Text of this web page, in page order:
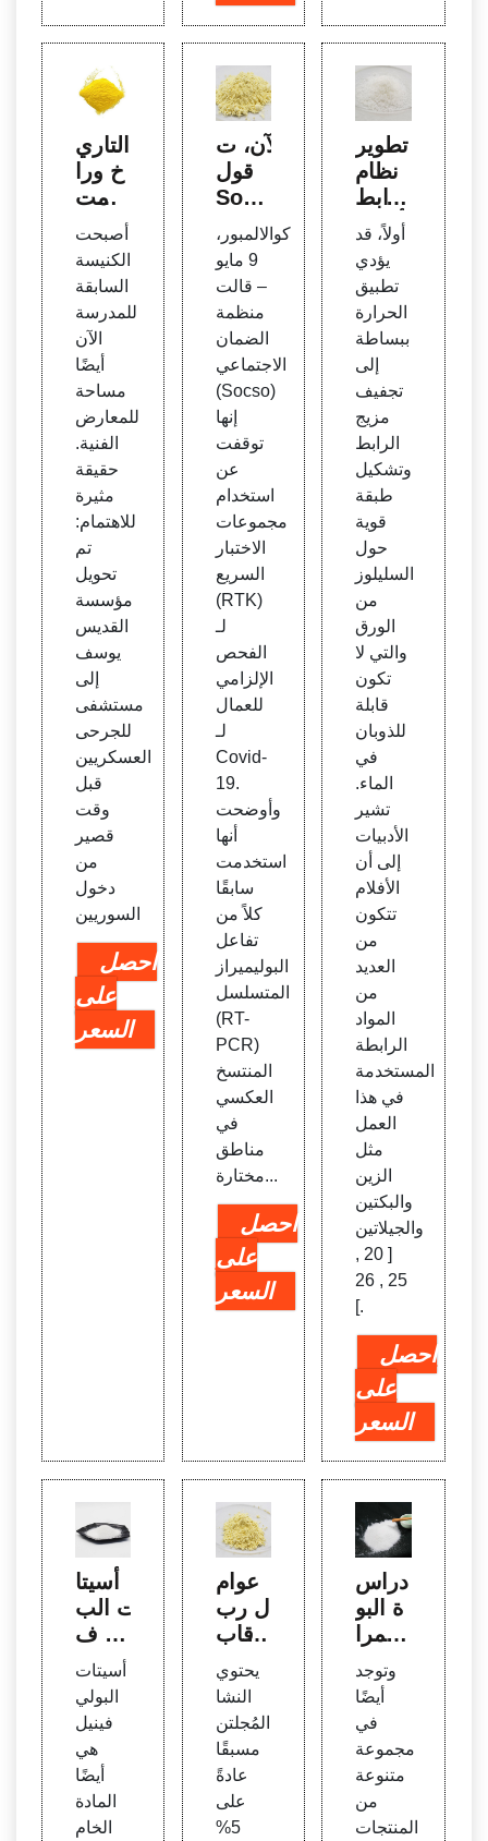
التاري
خ ورا
ء 5 مت
في لي
بيا - تا
يم آو
ت
أصبحت
الكنيسة
السابقة
للمدرسة
الآن
أيضًا
مساحة
للمعارض
الفنية.
حقيقة
مثيرة
للاهتمام:
تم
تحويل
مؤسسة
القديس
يوسف
إلى
مستشفى
للجرحى
العسكريين
قبل
وقت
قصير
من
دخول
السوريين
احصل
على
السعر
الآن، ت
قول
Socs
تستخ
دم فق
ط الا
ختبارا
ت الم
عملية
الكامل
ة لـ C
ovid-
19
كوالالمبور،
9 مايو
– قالت
منظمة
الضمان
الاجتماعي
(Socso)
إنها
توقفت
عن
استخدام
مجموعات
الاختبار
السريع
(RTK)
لـ
الفحص
الإلزامي
للعمال
لـ
Covid-
19.
وأوضحت
أنها
استخدمت
سابقًا
كلاً من
تفاعل
البوليميراز
المتسلسل
(RT-
PCR)
المنتسخ
العكسي
في
مناطق
مختارة...
احصل
على
السعر
تطوير
نظام
رابط
أخضر
للمنتج
ات ال
ورقية
أولاً، قد
يؤدي
تطبيق
الحرارة
ببساطة
إلى
تجفيف
مزيج
الرابط
وتشكيل
طبقة
قوية
حول
السليلوز
من
الورق
والتي لا
تكون
قابلة
للذوبان
في
الماء.
تشير
الأدبيات
إلى أن
الأفلام
تتكون
من
العديد
من
المواد
الرابطة
المستخدمة
في هذا
العمل
مثل
الزين
والبكتين
والجيلاتين
[ 20 ,
25 , 26
].
احصل
على
السعر
أسيتا
ت الب
ولي ف
ينيل
أسيتات
البولي
فينيل
هي
أيضًا
المادة
الخام
عوام
ل رب
ط قاب
وبان
في ال
ماء -
مكاب
س أق
راص
يحتوي
النشا
المُجلتن
مسبقًا
عادةً
على
5%
دراس
ة البو
ليمرا
ستخد
مة ف
ي الص
ناعات
الدوائي
ة.
وتوجد
أيضًا
في
مجموعة
متنوعة
من
المنتجات